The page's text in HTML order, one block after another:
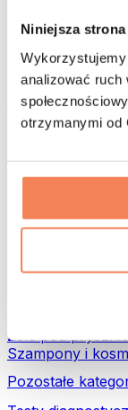
Niniejsza
analizować ruch
otrzymanymi od
Akcesoria
Bieganie
Sporty walki
Kolarstwo
Joga i pilates
Terapia zimnem
Trekking
Filtry i dzbanki
Środki do prania
Żele pod
Szampony i
Pozostałe